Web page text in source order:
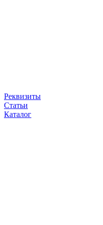
Реквизиты
Статьи
Каталог